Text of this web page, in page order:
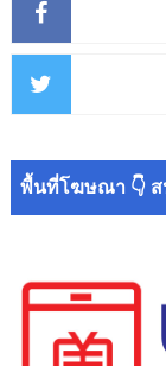
พื้นที่โฆษณา 👇